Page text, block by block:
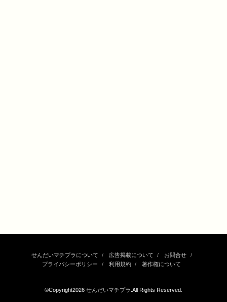
せんだいマチプラについて 広告掲載について
お問合せ
プライバシーポリシー
利用規約 著作権について
©Copyright2026 せんだいマチプラ .All Rights Reserved.